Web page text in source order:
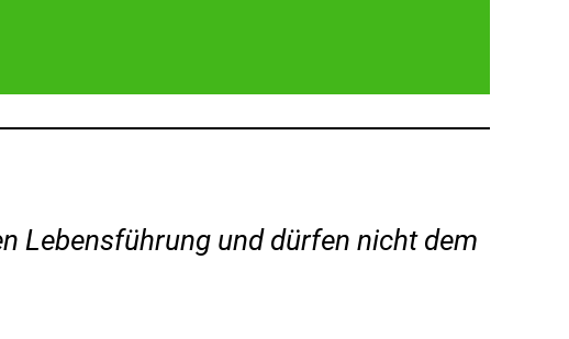
Lebensführung und dürfen nicht dem